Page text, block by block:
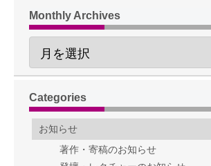
Monthly Archives
Categories
お知らせ
著作・寄稿のお知らせ